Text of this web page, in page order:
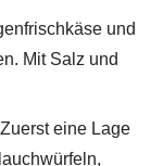
und
Mit Salz und
eine Lage